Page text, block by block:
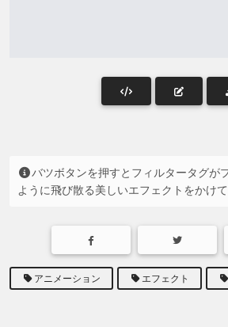
バツボタンを押すとフィルタータグが
ように飛び散る美しいエフェクトをかけ
アニメーション エフェクト